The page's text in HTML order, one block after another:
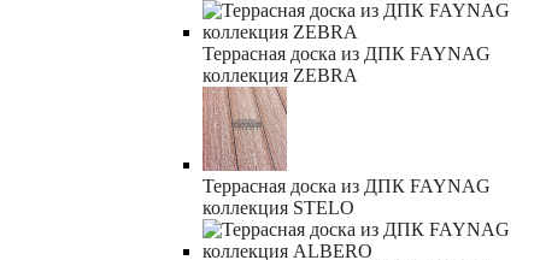
Террасная доска из ДПК FAYNAG
коллекция ZEBRA
Террасная доска из ДПК FAYNAG
коллекция STELO